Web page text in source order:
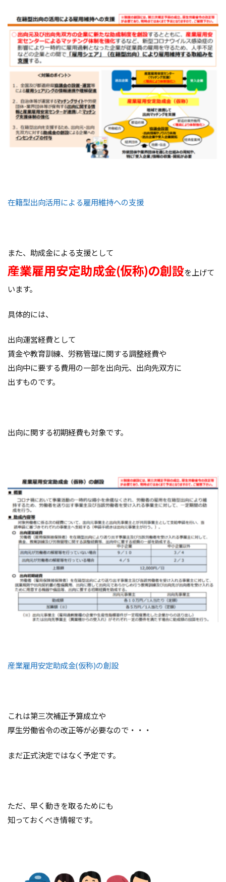
在籍型出向活用による雇用維持への支援
また、助成金による支援として
産業雇用安定助成金(仮称)の創設を上げて
います。
具体的には、
出向運営経費として
賃金や教育訓練、労務管理に関する調整経費や
出向中に要する費用の一部を出向元、出向先双方に
出すものです。
出向に関する初期経費も対象です。
産業雇用安定助成金(仮称)の創設
これは第三次補正予算成立や
厚生労働省令の改正等が必要なので・・・
まだ正式決定ではなく予定です。
ただ、早く動きを取るためにも
知っておくべき情報です。